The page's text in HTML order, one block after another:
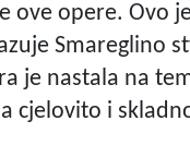
ove opere. Ovo
Smareglino
je nastala na
cjelovito i